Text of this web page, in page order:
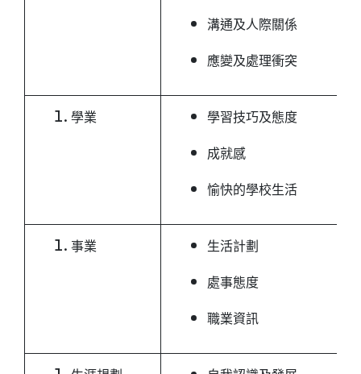
溝通及人際關係
應變及處理衝突
學業 學習技巧及態度
成就感
愉快的學校生活
事業 生活計劃
處事態度
職業資訊